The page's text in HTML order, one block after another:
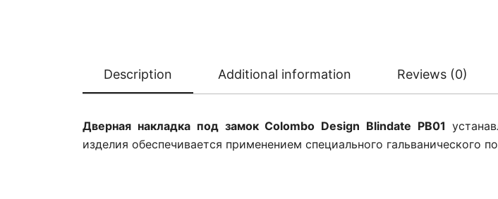
Description Additional information Reviews (0)
Дверная накладка под замок Colombo Design Blindate PB01
изделия обеспечивается применением специального гальванического